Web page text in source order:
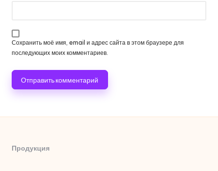
Сохранить моё имя, email и адрес сайта в этом браузере для
последующих моих комментариев.
Продукция